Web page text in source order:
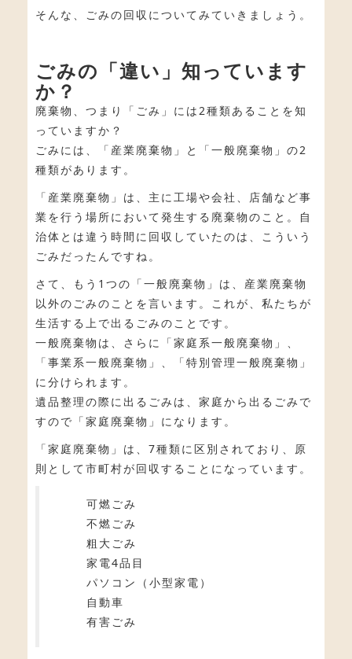
そんな、ごみの回収についてみていきましょう。
ごみの「違い」知っています
か？
廃棄物、つまり「ごみ」には2種類あることを知
っていますか？
ごみには、「産業廃棄物」と「一般廃棄物」の2
種類があります。
「産業廃棄物」は、主に工場や会社、店舗など事
業を行う場所において発生する廃棄物のこと。自
治体とは違う時間に回収していたのは、こういう
ごみだったんですね。
さて、もう1つの「一般廃棄物」は、産業廃棄物
以外のごみのことを言います。これが、私たちが
生活する上で出るごみのことです。
一般廃棄物は、さらに「家庭系一般廃棄物」、
「事業系一般廃棄物」、「特別管理一般廃棄物」
に分けられます。
遺品整理の際に出るごみは、家庭から出るごみで
すので「家庭廃棄物」になります。
「家庭廃棄物」は、7種類に区別されており、原
則として市町村が回収することになっています。
可燃ごみ
不燃ごみ
粗大ごみ
家電4品目
パソコン（小型家電）
自動車
有害ごみ